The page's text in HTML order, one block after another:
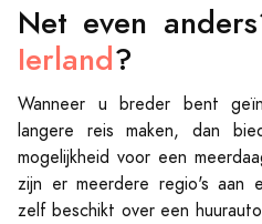
Net even
Ierland?
Wanneer u breder bent
langere reis maken, dan
mogelijkheid voor een
zijn er meerdere regio's aan
zelf beschikt over een